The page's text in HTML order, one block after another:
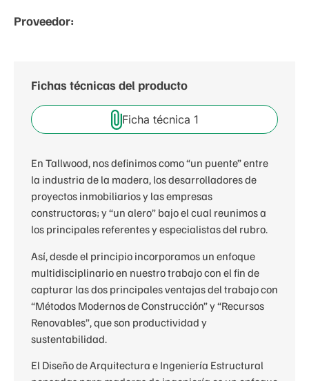
Proveedor:
Fichas técnicas del producto
Ficha técnica 1
En Tallwood, nos definimos como “un puente” entre
la industria de la madera, los desarrolladores de
proyectos inmobiliarios y las empresas
constructoras; y “un alero” bajo el cual reunimos a
los principales referentes y especialistas del rubro.
Así, desde el principio incorporamos un enfoque
multidisciplinario en nuestro trabajo con el fin de
capturar las dos principales ventajas del trabajo con
“Métodos Modernos de Construcción” y “Recursos
Renovables”, que son productividad y
sustentabilidad.
El Diseño de Arquitectura e Ingeniería Estructural